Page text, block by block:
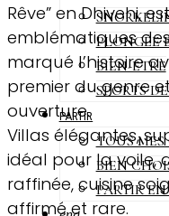
PLONGÉE
BIEN-ÊTRE
SPORTS
PARTIR
TOUS
BIEN
PARTIR
Rêve” en Dhivehi,
emblématiques
marqué l’histoire
premier du genre
ouverture.
Villas élégantes,
idéal pour la voile,
raffinée, cuisine
affirmé et rare.